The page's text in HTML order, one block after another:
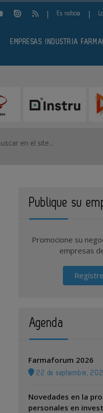
| Es noticia |
EMPRESAS INDUSTRIA
Publique su
Promocione su
empresas
Agenda
Farmaforum 2026
22 de septiembre,
Novedades en la
personales en